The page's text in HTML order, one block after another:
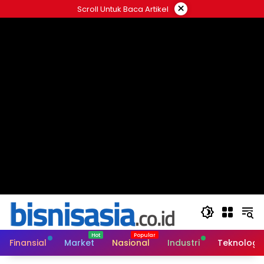
ke
Scroll Untuk Baca Artikel ×
Finansial Market Nasional Industri Teknologi